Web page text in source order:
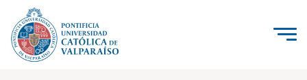
Click acá para ir directamente al contenido